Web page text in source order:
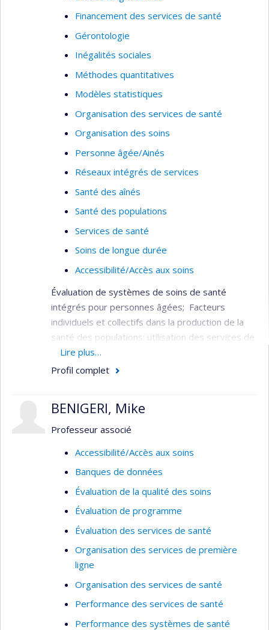
Programme québécois d’investigation
multicentrique de la dégénérescence
rétinienne liée à l’âge
Étude concertée des mélanomes oculaires
Programme de dépistage de la
rétinopathie diabétique par télémédecine
Utilisation des services de santé;
des services de santé oculaire chez des
sujets atteints de dégénérescence
maculaire liée à l’âge (DMLA)
Financement des services de santé
Gérontologie
Inégalités sociales
Méthodes quantitatives
Modèles statistiques
Organisation des services de santé
Organisation des soins
Personne âgée/Ainés
Réseaux intégrés de services
Santé des aînés
Santé des populations
Services de santé
Soins de longue durée
Accessibilité/Accès aux soins
Évaluation de systèmes de soins de santé
intégrés pour personnes âgées; Facteurs
individuels et collectifs dans la production de la
santé des populations: utilisation des services de
santé, services aux personnes âgées,
financement du système de santé, fragilité chez
Il a été l’un des principaux responsables de la
projet de démonstration d’un système intégré
de services pour les personnes âgées (SIPA).
Lire plus…
Profil complet
BENIGERI, Mike
Professeur associé
Accessibilité/Accès aux soins
Banques de données
Évaluation de la qualité des soins
Évaluation de programme
Évaluation des services de santé
Organisation des services de première
ligne
Organisation des services de santé
Performance des services de santé
Performance des systèmes de santé